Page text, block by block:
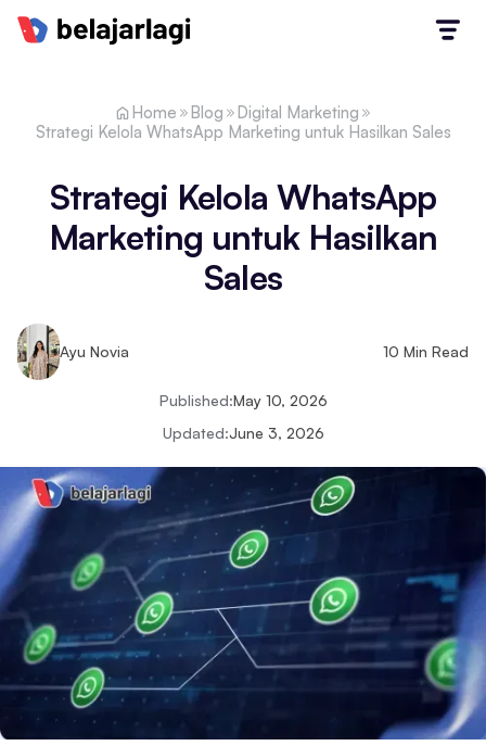
Home Blog
Digital Marketing
Strategi Kelola WhatsApp Marketing untuk Hasilkan Sales
Strategi Kelola WhatsApp
Marketing untuk Hasilkan
Sales
Ayu Novia 10 Min Read
Published:May 10, 2026
Updated:June 3, 2026